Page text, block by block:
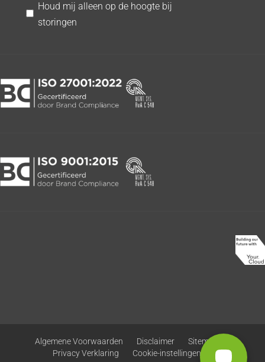
Contact
Houd mij alleen op de hoogte bij
storingen
Algemene Voorwaarden Disclaimer
Sitemap
Privacy Verklaring
Cookie-instellingen